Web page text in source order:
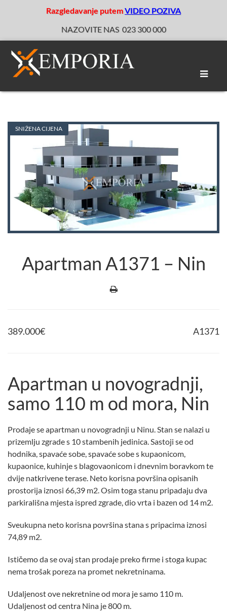
Razgledavanje putemVIDEO POZIVA
NAZOVITE NAS 023 300 000
Toggle
SNIŽENA CIJENA
Apartman A1371 – Nin
389.000€ A1371
Apartman u novogradnji,
samo 110 m od mora, Nin
Prodaje se apartman u novogradnji u Ninu. Stan se nalazi u
prizemlju zgrade s 10 stambenih jedinica. Sastoji se od
hodnika, spavaće sobe, spavaće sobe s kupaonicom,
kupaonice, kuhinje s blagovaonicom i dnevnim boravkom te
dvije natkrivene terase. Neto korisna površina opisanih
prostorija iznosi 66,39 m2. Osim toga stanu pripadaju dva
parkirališna mjesta ispred zgrade, dio vrta i bazen od 14 m2.
Sveukupna neto korisna površina stana s pripacima iznosi
74,89 m2.
Ističemo da se ovaj stan prodaje preko firme i stoga kupac
nema trošak poreza na promet nekretninama.
Udaljenost ove nekretnine od mora je samo 110 m.
Udaljenost od centra Nina je 800 m.